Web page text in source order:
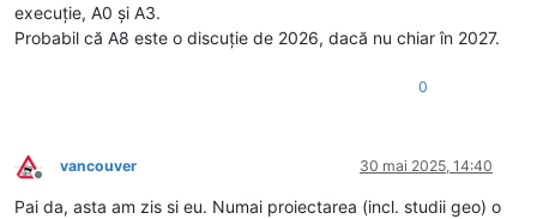
execuție, A0 și A3.
Probabil că A8 este o discuție de 2026, dacă nu chiar în 2027.
0
Deconectat
vancouver 30 mai 2025, 14:40
Pai da, asta am zis si eu. Numai proiectarea (incl. studii geo) o